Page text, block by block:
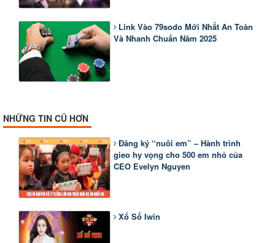
Link Vào 79sodo Mới Nhất An Toàn
Và Nhanh Chuẩn Năm 2025
NHỮNG TIN CŨ HƠN
Đăng ký “nuôi em” – Hành trình
gieo hy vọng cho 500 em nhỏ của
CEO Evelyn Nguyen
Xổ Số Iwin